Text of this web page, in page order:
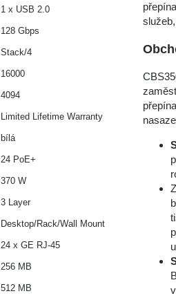
1 x USB 2.0
128 Gbps
Stack/4
16000
4094
Limited Lifetime Warranty
bílá
24 PoE+
370 W
3 Layer
Desktop/Rack/Wall Mount
24 x GE RJ-45
256 MB
512 MB